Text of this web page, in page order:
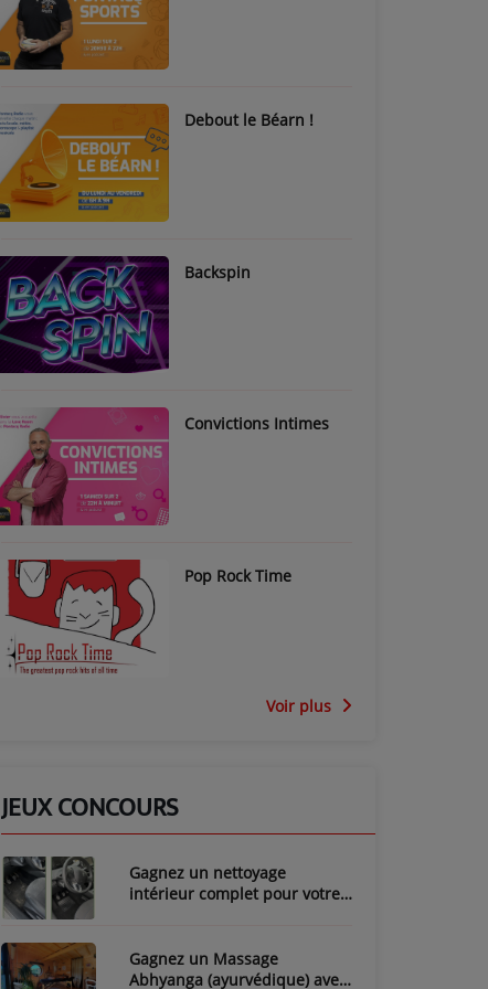
Debout le Béarn !
Backspin
Convictions Intimes
Pop Rock Time
Voir plus
JEUX CONCOURS
Gagnez un nettoyage
intérieur complet pour votre
Gagnez un Massage
Abhyanga (ayurvédique) avec